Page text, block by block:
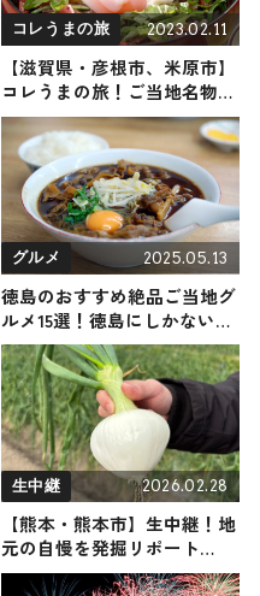
コレうまの旅 2023.02.11
【滋賀県・彦根市、米原市】
コレうまの旅！ご当地名物グ
ルメをお届け
グルメ 2025.05.13
徳島のおすすめ絶品ご当地グ
ルメ15選！徳島にしかない名
物から人気の名店9選も紹介
生中継 2026.02.28
【熊本・熊本市】生中継！地
元の自慢を発掘リポート
2026年2月28日放送